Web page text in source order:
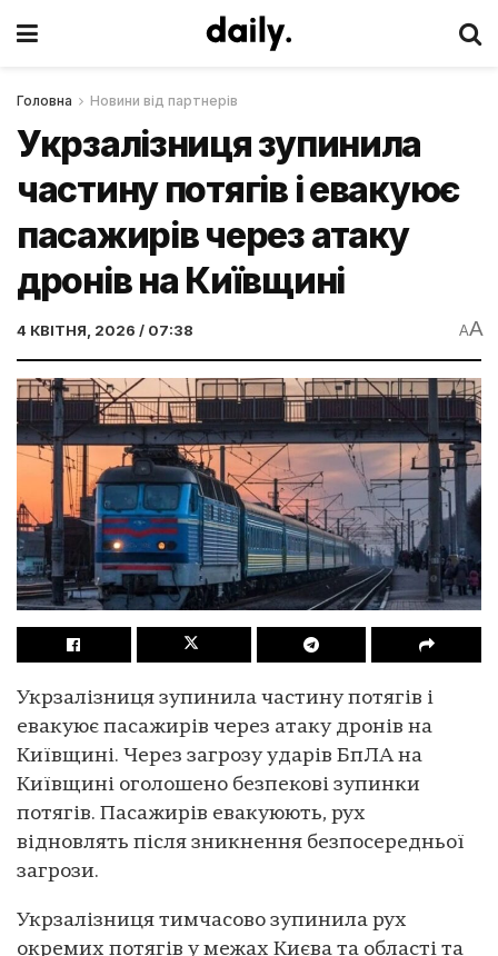
Головна Новини від партнерів
Укрзалізниця зупинила
частину потягів і евакуює
пасажирів через атаку
дронів на Київщині
4 КВІТНЯ, 2026 / 07:38 AA
Укрзалізниця зупинила частину потягів і
евакуює пасажирів через атаку дронів на
Київщині. Через загрозу ударів БпЛА на
Київщині оголошено безпекові зупинки
потягів. Пасажирів евакуюють, рух
відновлять після зникнення безпосередньої
загрози.
Укрзалізниця тимчасово зупинила рух
окремих потягів у межах Києва та області та